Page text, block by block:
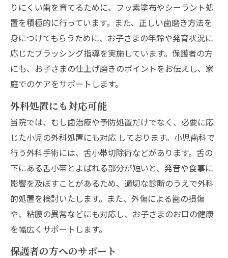
りにくい歯を育てるために、フッ素塗布やシーラント処
置を積極的に行っています。また、正しい歯磨き方法を
身につけてもらうために、お子さまの年齢や発育状況に
応じたブラッシング指導を実施しています。保護者の方
にも、お子さまの仕上げ磨きのポイントをお伝えし、家
庭でのケアをサポートします。
外科処置にも対応可能
当院では、むし歯治療や予防処置だけでなく、必要に応
じた小児の外科処置にも対応 しております。小児歯科で
行う外科手術には、舌小帯切除術などがあります。舌の
下にある舌小帯とよばれる部分が短いと、発音や食事に
影響を及ぼすことがあるため、適切な診断のうえで外科
的処置を検討いたします。また、外傷による歯の損傷
や、粘膜の異常などにも対応し、お子さまのお口の健康
を幅広くサポートします。
保護者の方へのサポート